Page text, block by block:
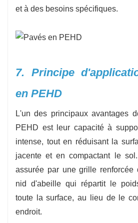
et à des besoins spécifiques.
7. Principe
en PEHD
L'un des principaux avantages
PEHD est leur capacité à
intense, tout en réduisant la
jacente et en compactant le
assurée par une grille renforcée
nid d'abeille qui répartit le
toute la surface, au lieu de le
endroit.